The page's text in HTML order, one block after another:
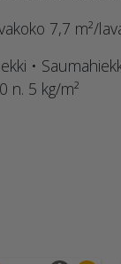
7,7 m²/
•
n. 5 kg/m²